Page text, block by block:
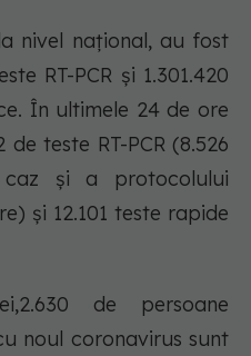
nivel național, au fost
RT-PCR și 1.301.420
În ultimele 24 de ore
teste RT-PCR (8.526
și a protocolului
și 12.101 teste rapide
de persoane
noul coronavirus sunt